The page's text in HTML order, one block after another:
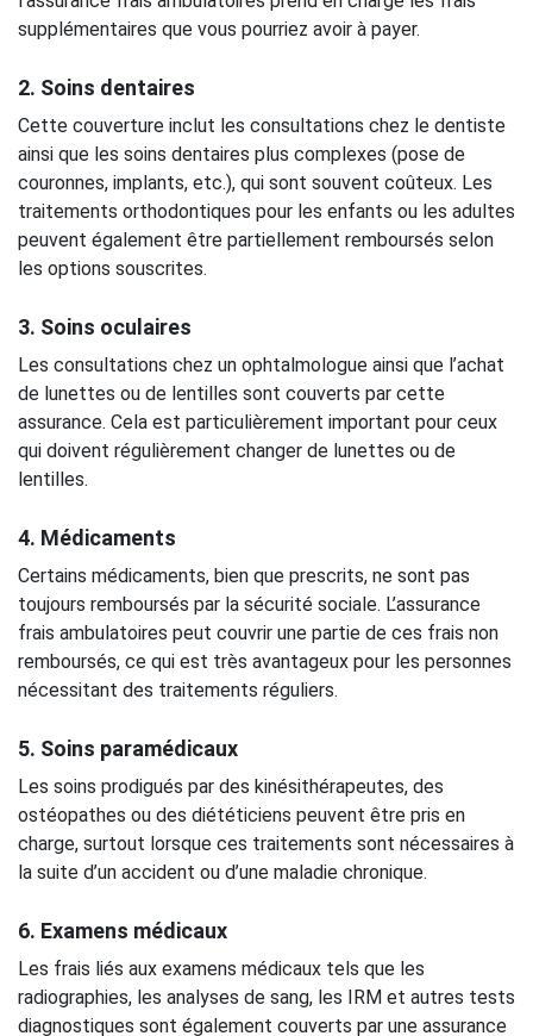
supplémentaires que vous pourriez avoir à payer.
2. Soins dentaires
Cette couverture inclut les consultations chez le dentiste
ainsi que les soins dentaires plus complexes (pose de
couronnes, implants, etc.), qui sont souvent coûteux. Les
traitements orthodontiques pour les enfants ou les adultes
peuvent également être partiellement remboursés selon
les options souscrites.
3. Soins oculaires
Les consultations chez un ophtalmologue ainsi que l’achat
de lunettes ou de lentilles sont couverts par cette
assurance. Cela est particulièrement important pour ceux
qui doivent régulièrement changer de lunettes ou de
lentilles.
4. Médicaments
Certains médicaments, bien que prescrits, ne sont pas
toujours remboursés par la sécurité sociale. L’assurance
frais ambulatoires peut couvrir une partie de ces frais non
remboursés, ce qui est très avantageux pour les personnes
nécessitant des traitements réguliers.
5. Soins paramédicaux
Les soins prodigués par des kinésithérapeutes, des
ostéopathes ou des diététiciens peuvent être pris en
charge, surtout lorsque ces traitements sont nécessaires à
la suite d’un accident ou d’une maladie chronique.
6. Examens médicaux
Les frais liés aux examens médicaux tels que les
radiographies, les analyses de sang, les IRM et autres tests
diagnostiques sont également couverts par une assurance